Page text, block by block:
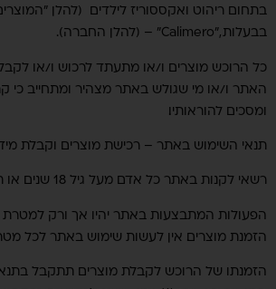
בתחום ריהוט ואקססוריז לילדים (להלן
בבעלות ,"Calimero" – (להלן החברה).
כל הרוכש מוצרים ו/או מתעתד לרכוש ו/או
האתר ו/או מי שגולש באתר מצהיר ומתחייב כי
ומסכים להוראותיו.
תנאי השימוש באתר – רכישת מוצרים וקבלת
רשאי לקנות באתר כל אדם מעל גיל 18 שנים או תאגיד רשום בישראל.
הפעולות המתבצעות באתר יהיו אך ורק
הזמנת מוצרים. אין לעשות שימוש באתר לכל
הזמנתו של הרוכש לקבלת מוצרים תתקבל